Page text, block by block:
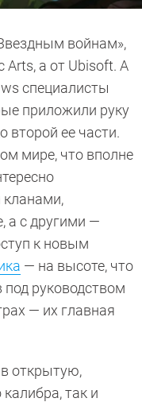
войнам»,
Arts, а от Ubisoft. А
специалисты
приложили руку
второй ее части.
мире, что вполне
кланами,
а с другими —
к новым
— на высоте, что
руководством
— их главная
открытую,
так и